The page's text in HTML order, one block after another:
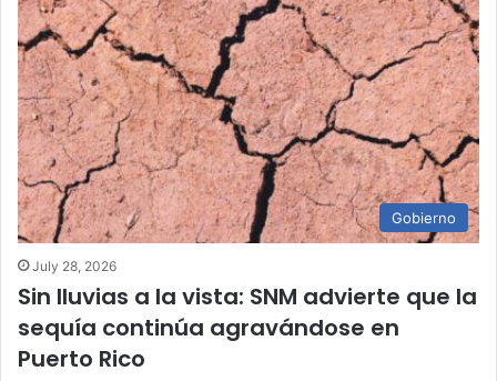
Gobierno
July 28, 2026
Sin lluvias a la vista: SNM advierte que la
sequía continúa agravándose en
Puerto Rico